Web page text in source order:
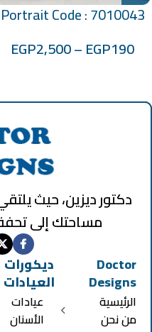
Portrait Code : 7010043
EGP190
–
EGP2,500
دكتور ديزين، حيث
مساحتك إلى
Doctor
Designs
الرئيسية
من نحن
ديكورات
العيادات
عيادات
الأسنان